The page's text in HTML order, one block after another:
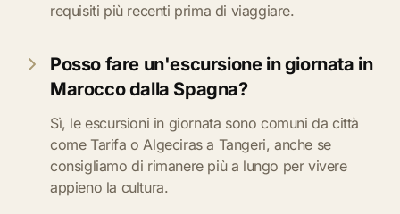
requisiti più recenti prima di viaggiare.
Posso fare un'escursione in giornata in
Marocco dalla Spagna?
Sì, le escursioni in giornata sono comuni da città
come Tarifa o Algeciras a Tangeri, anche se
consigliamo di rimanere più a lungo per vivere
appieno la cultura.